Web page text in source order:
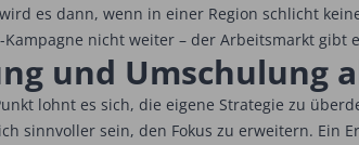
es dann, wenn in einer Region schlicht
nicht weiter – der Arbeitsmarkt gibt
und Umschulung
lohnt es sich, die eigene Strategie zu
sinnvoller sein, den Fokus zu erweitern. Ein